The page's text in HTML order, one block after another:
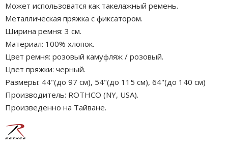
Может использоватся как такелажный ремень.
Металлическая пряжка с фиксатором.
Ширина ремня: 3 см.
Материал: 100% хлопок.
Цвет ремня: розовый камуфляж / розовый.
Цвет пряжки: черный.
Размеры: 44"(до 97 см), 54"(до 115 см), 64"(до 140 см)
Производитель: ROTHCO (NY, USA).
Произведенно на Тайване.